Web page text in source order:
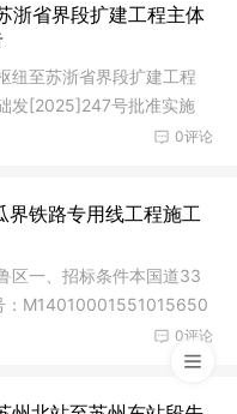
浙省界段扩建工程主体
纽至苏浙省界段扩建工程
发[2025]247号批准实施
0评论
铁路专用线工程施工
区一、招标条件本国道33
：M14010001551015650
0评论